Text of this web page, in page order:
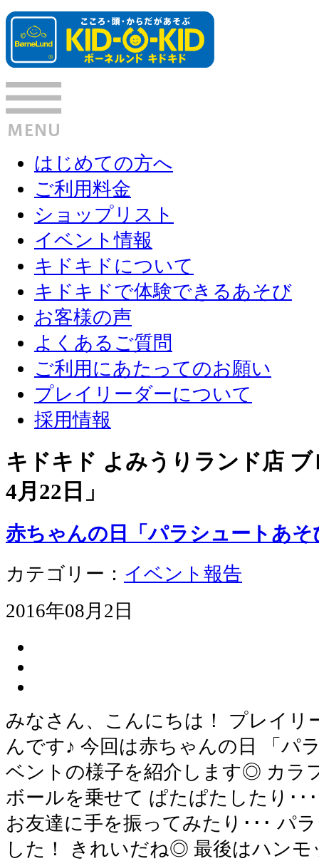
はじめての方へ
ご利用料金
ショップリスト
イベント情報
キドキドについて
キドキドで体験できるあそび
お客様の声
よくあるご質問
ご利用にあたってのお願い
プレイリーダーについて
採用情報
キドキド よみうりランド店
4月22日 」
赤ちゃんの日「パラシュートあそ
カテゴリー： イベント報告
2016年08月2日
みなさん、こんにちは！ プレイリ
んです♪ 今回は赤ちゃんの日 「パ
ベントの様子を紹介します◎ カラ
ボールを乗せて ぱたぱたしたり･･
お友達に手を振ってみたり･･･ パ
した！ きれいだね◎ 最後はハン